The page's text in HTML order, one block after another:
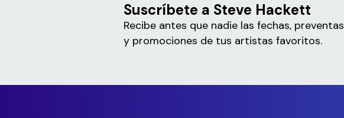
Suscríbete a Steve Hackett
Recibe antes que nadie las fechas, preventas
y promociones de tus artistas favoritos.